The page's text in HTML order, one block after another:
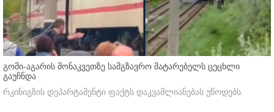
გომი-აგარის მონაკვეთზე სამგზავრო მატარებელს ცეცხლი
გაუჩნდა
რკინიგზის დეპარტამენტი ფაქტს დაკვამლიანებას უწოდებს.